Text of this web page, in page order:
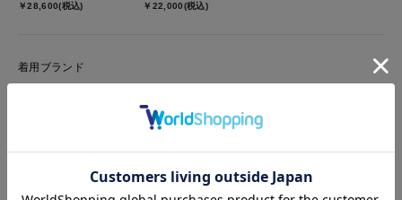
￥28,600(税込) ￥22,000(税込)
着用ブランド